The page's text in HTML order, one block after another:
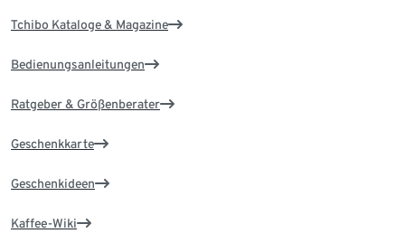
Tchibo Kataloge & Magazine
Bedienungsanleitungen
Ratgeber & Größenberater
Geschenkkarte
Geschenkideen
Kaffee-Wiki